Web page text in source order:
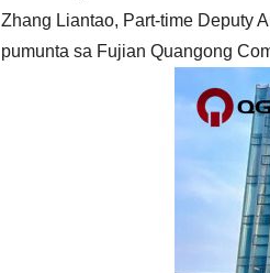
Zhang Liantao, Part-time Deputy
pumunta sa Fujian Quangong